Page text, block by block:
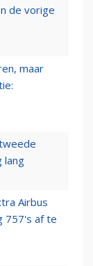
de vorige
maar
lang
Airbus
757's af te